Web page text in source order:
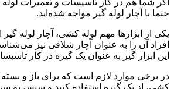
اگر شما هم در کار تاسیسات و تعمیرات
حتما با آچار لوله‌ گیر مواجه شده‌اید.
یکی از ابزارها مهم لوله کشی، آچار لوله
افراد آن را به عنوان آچار شلاقی نیز
این ابزار گیر به عنوان یک گیره در کار
در برخی موارد لازم است که برای باز و